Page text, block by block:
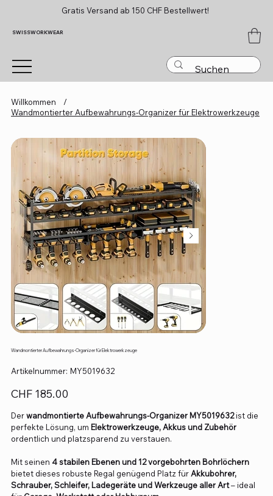
Gratis Versand ab 150 CHF Bestellwert!
SWISSWORKWEAR
Willkommen
/
Wandmontierter Aufbewahrungs-Organizer für Elektrowerkzeuge
Wandmontierter Aufbewahrungs-Organizer für Elektrowerkzeuge
Artikelnummer: Artikelnummer:
MY5019632
MY5019632
Preis
CHF 185.00
Derwandmontierte Aufbewahrungs-Organizer MY5019632ist die
perfekte Lösung, um Elektrowerkzeuge, Akkus und Zubehör
ordentlich und platzsparend zu verstauen.
Mit seinen 4 stabilen Ebenen und 12 vorgebohrten Bohrlöchern
bietet dieses robuste Regal genügend Platz fürAkkubohrer,
Schrauber, Schleifer, Ladegeräte und Werkzeuge aller Art– ideal